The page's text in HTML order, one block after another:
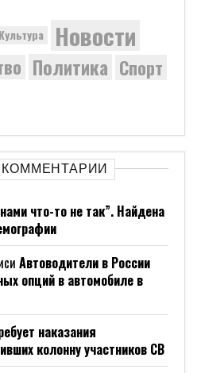
Культура Новости
Политика Спорт
что-то не так”. Найдена
Автоводители в России
опций в автомобиле в
наказания
колонну участников СВ